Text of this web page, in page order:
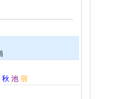
秋 池 宿